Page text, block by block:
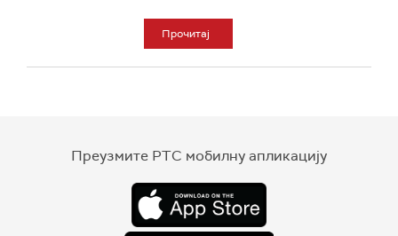
Прочитај
Преузмите РТС мобилну апликацију